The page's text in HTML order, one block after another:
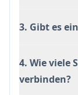
3. Gibt es
4. Wie viele
verbinden?